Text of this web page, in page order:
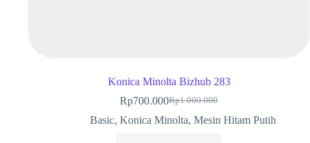
Konica Minolta Bizhub 283
Rp1.000.000
Rp700.000
Basic, Konica Minolta, Mesin Hitam Putih